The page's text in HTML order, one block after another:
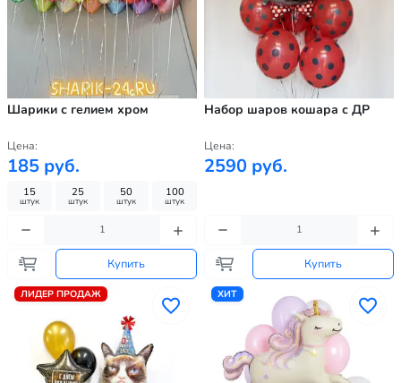
Шарики с гелием хром
Цена:
185 руб.
15
штук
25
штук
50
штук
100
штук
Купить
Набор шаров кошара с ДР
Цена:
2590 руб.
Купить
ЛИДЕР ПРОДАЖ ХИТ